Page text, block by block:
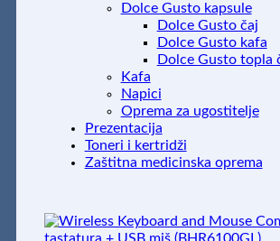
Dolce Gusto kapsule
Dolce Gusto čaj
Dolce Gusto kafa
Dolce Gusto topla
Kafa
Napici
Oprema za ugostitelje
Prezentacija
Toneri i kertridži
Zaštitna medicinska oprema